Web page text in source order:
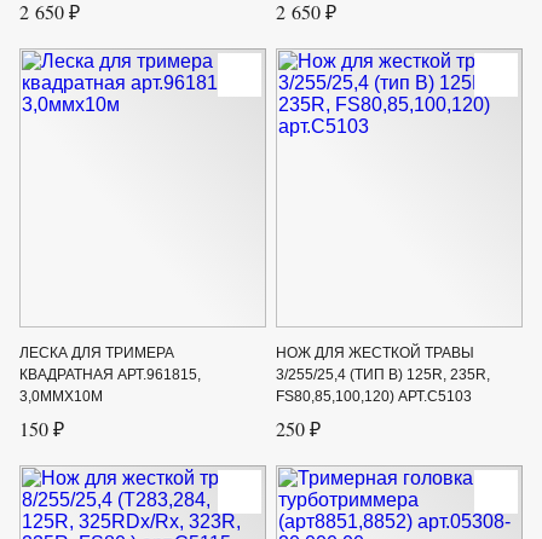
2 650 ₽ 2 650 ₽
ЛЕСКА ДЛЯ ТРИМЕРА
КВАДРАТНАЯ АРТ.961815,
3,0ММХ10М
150 ₽
НОЖ ДЛЯ ЖЕСТКОЙ ТРАВЫ
3/255/25,4 (ТИП В) 125R, 235R,
FS80,85,100,120) АРТ.С5103
250 ₽